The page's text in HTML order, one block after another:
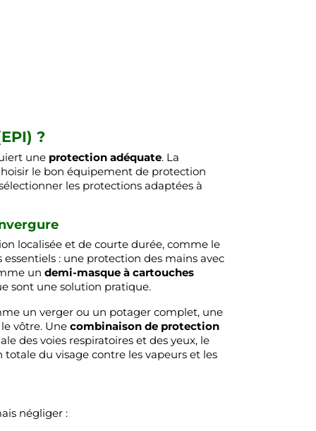
?
une protection adéquate. La
le bon équipement de protection
les protections adaptées à
localisée et de courte durée, comme le
: une protection des mains avec
un demi-masque à cartouches
sont une solution pratique.
un verger ou un potager complet, une
vôtre. Une combinaison de protection
des voies respiratoires et des yeux, le
du visage contre les vapeurs et les
négliger :